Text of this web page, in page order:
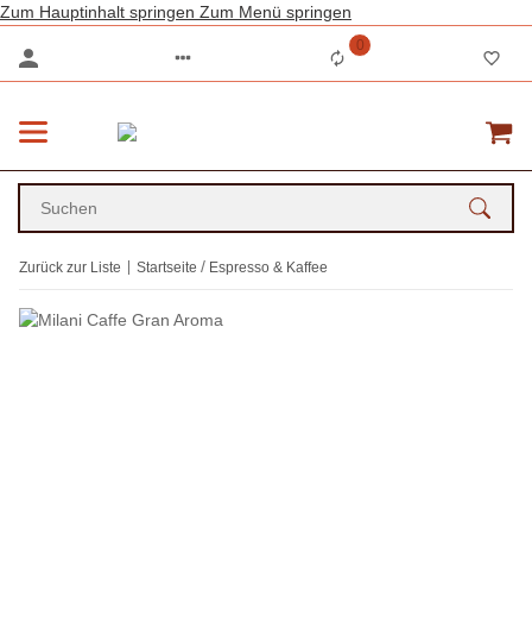
Zum Hauptinhalt springen Zum Menü springen
0
Zurück zur Liste Startseite Espresso & Kaffee